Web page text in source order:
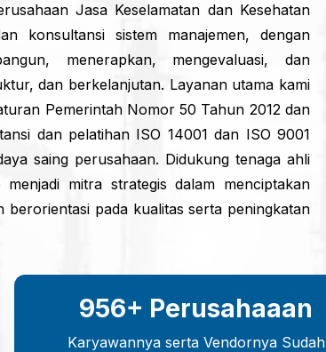
Jasa Keselamatan dan Kesehatan
konsultansi sistem manajemen, dengan
menerapkan, mengevaluasi, dan
dan berkelanjutan. Layanan utama kami
Pemerintah Nomor 50 Tahun 2012 dan
dan pelatihan ISO 14001 dan ISO 9001
saing perusahaan. Didukung tenaga ahli
mitra strategis dalam menciptakan
pada kualitas serta peningkatan
956+ Perusahaaan
Karyawannya serta Vendornya Sudah